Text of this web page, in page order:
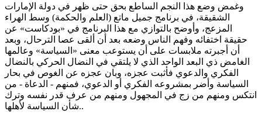
وغمض وضع هذا النجم الساطع بحق حتى ظهر في دولة الإمارات
الشقيقة، في برنامج جميل ماتع (العلم والحكمة) وسط الهراء
المزعج، وأوضح بالتوازي مع هذا البرنامج في «بودكاست» عن
حقيقة اختفائه وفهم الناس وضعه بعد أن ألقى عصا الترحال، وبعد
أن أجبرته ملابسات على أن يستوعب معنى «السياسة» وعالمها
الغامض ذي البعد الواحد الذي لا يلتقي في النضال الحركي بالنضال
الفكري والدعوي فأثبت عجزه، وبان عجزه عن الغوص في بحار
السياسة وأضر بمشروعه الفكري أو الدعوي، فمنهم - الدعاة - من
انتكس ومنهم من زج في المجهول ومنهم من عرف قدر نفسه وترك
شأن السياسة لأهلها..